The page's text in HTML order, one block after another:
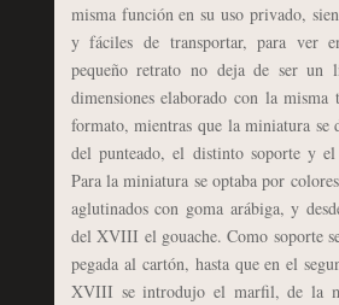
misma función en su uso privado,
y fáciles de transportar, para ver
pequeño retrato no deja de ser un
dimensiones elaborado con la misma
formato, mientras que la miniatura se
del punteado, el distinto soporte y
Para la miniatura se optaba por
aglutinados con goma arábiga, y
del XVIII el gouache. Como soporte
pegada al cartón, hasta que en el
XVIII se introdujo el marfil, de la